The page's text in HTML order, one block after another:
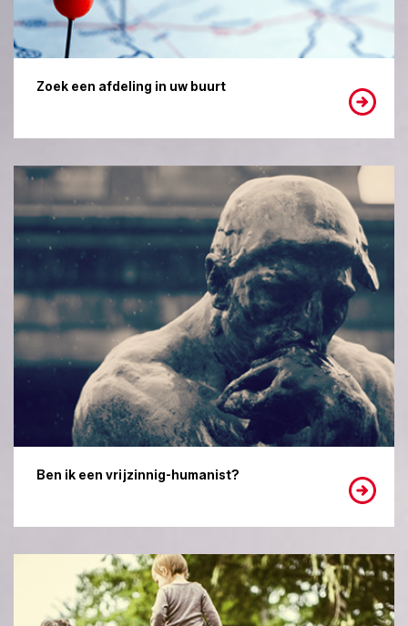
Zoek een afdeling in uw buurt
Ben ik een vrijzinnig-humanist?